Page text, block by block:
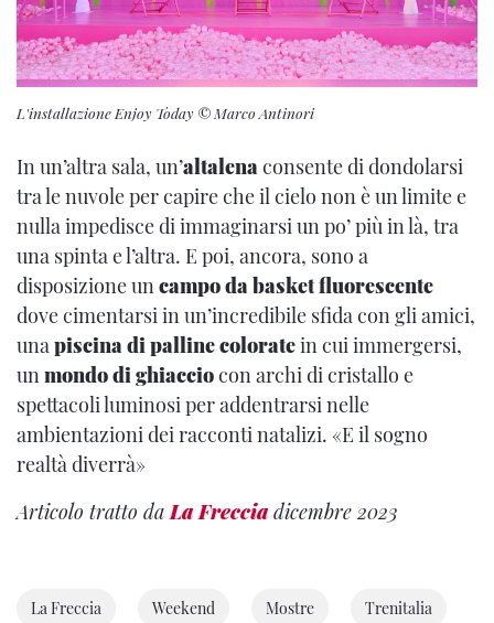
L'installazione Enjoy Today © Marco Antinori
In un’altra sala, un’altalenaconsente di dondolarsi
tra le nuvole per capire che il cielo non è un limite e
nulla impedisce di immaginarsi un po’ più in là, tra
una spinta e l’altra. E poi, ancora, sono a
disposizione uncampo da basket fluorescente
dove cimentarsi in un’incredibile sfida con gli amici,
unapiscina di palline coloratein cui immergersi,
unmondo di ghiacciocon archi di cristallo e
spettacoli luminosi per addentrarsi nelle
ambientazioni dei racconti natalizi. «E il sogno
realtà diverrà»
Articolo tratto daLa Frecciadicembre 2023
La Freccia Weekend Mostre Trenitalia